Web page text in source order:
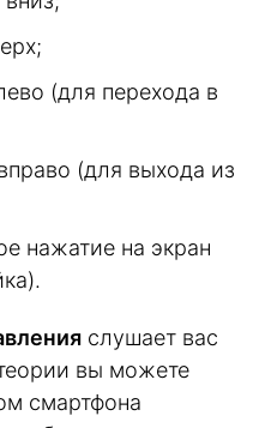
(для перехода в
(для выхода из
нажатие на экран
слушает вас
вы можете
смартфона